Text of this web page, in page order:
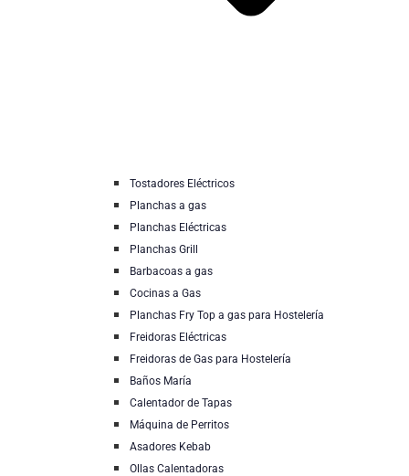
Tostadores Eléctricos
Planchas a gas
Planchas Eléctricas
Planchas Grill
Barbacoas a gas
Cocinas a Gas
Planchas Fry Top a gas para Hostelería
Freidoras Eléctricas
Freidoras de Gas para Hostelería
Baños María
Calentador de Tapas
Máquina de Perritos
Asadores Kebab
Ollas Calentadoras